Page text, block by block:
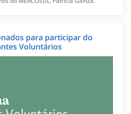
para participar do
Voluntários